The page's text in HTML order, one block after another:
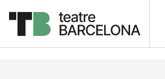
Descripció Fitxa artística